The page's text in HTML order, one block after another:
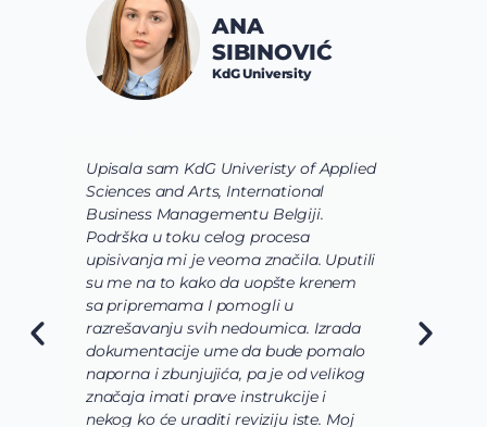
Upisala sam KdG Univeristy of Applied
Sciences and Arts, International
Business Managementu Belgiji.
Podrška u toku celog procesa
upisivanja mi je veoma značila. Uputili
su me na to kako da uopšte krenem
sa pripremama I pomogli u
razrešavanju svih nedoumica. Izrada
dokumentacije ume da bude pomalo
naporna i zbunjujića, pa je od velikog
značaja imati prave instrukcije i
nekog ko će uraditi reviziju iste. Moj
ANA
SIBINOVIĆ
KdG University